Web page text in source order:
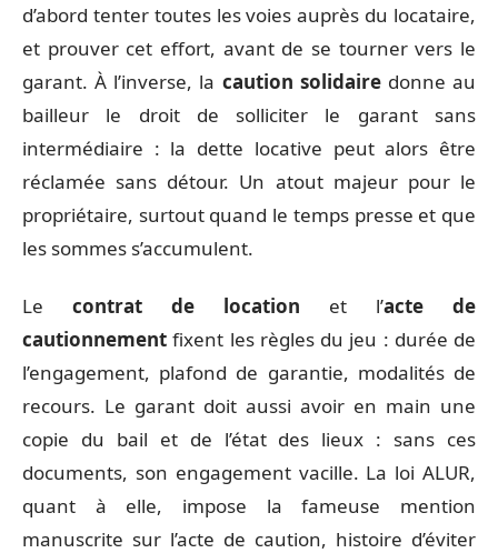
d’abord tenter toutes les voies auprès du locataire,
et prouver cet effort, avant de se tourner vers le
garant. À l’inverse, la caution solidairedonne au
bailleur le droit de solliciter le garant sans
intermédiaire : la dette locative peut alors être
réclamée sans détour. Un atout majeur pour le
propriétaire, surtout quand le temps presse et que
les sommes s’accumulent.
Le contrat de location et l’acte de
cautionnement fixent les règles du jeu : durée de
l’engagement, plafond de garantie, modalités de
recours. Le garant doit aussi avoir en main une
copie du bail et de l’état des lieux : sans ces
documents, son engagement vacille. La loi ALUR,
quant à elle, impose la fameuse mention
manuscrite sur l’acte de caution, histoire d’éviter